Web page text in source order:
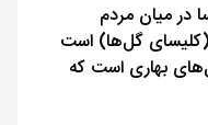
در میان مردم
(کلیسای گل‌ها) است
بهاری است که